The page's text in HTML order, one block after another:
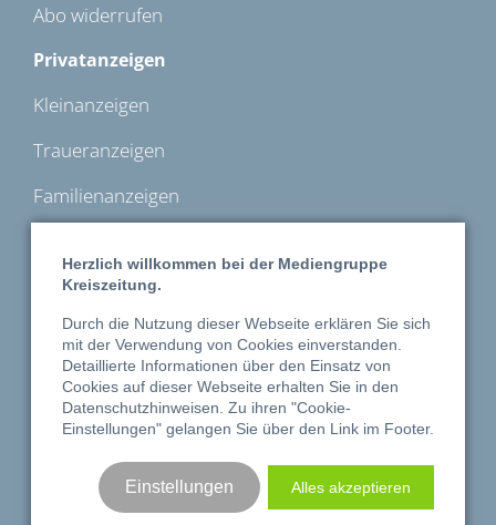
Abo widerrufen
Privatanzeigen
Kleinanzeigen
Traueranzeigen
Familienanzeigen
MoinHerz
Shop
Reisen
Bücher & Geschenke
Gewerbe
Printanzeigen
Herzlich willkommen bei der Mediengruppe
Kreiszeitung.
Durch die Nutzung dieser Webseite erklären Sie sich
mit der Verwendung von Cookies einverstanden.
Detaillierte Informationen über den Einsatz von
Cookies auf dieser Webseite erhalten Sie in den
Datenschutzhinweisen . Zu ihren "Cookie-
Einstellungen" gelangen Sie über den Link im Footer.
Einstellungen Alles akzeptieren